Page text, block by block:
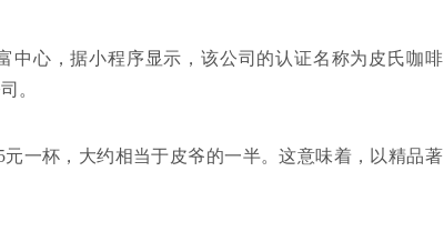
中心，据小程序显示，该公司的认证名称为皮氏咖啡
。
一杯，大约相当于皮爷的一半。这意味着，以精品著